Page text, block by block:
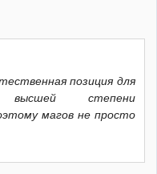
позиция для
степени
магов не просто